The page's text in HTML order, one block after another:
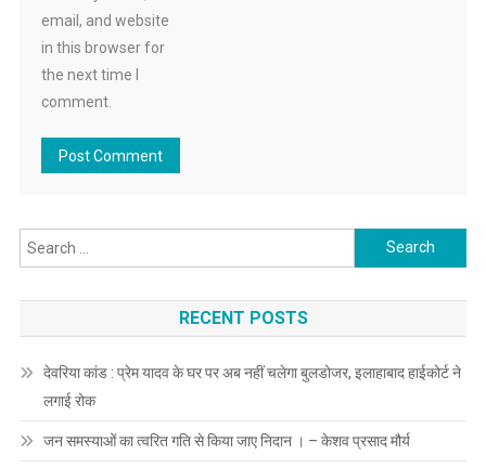
email, and website
in this browser for
the next time I
comment.
Search
for:
RECENT POSTS
देवरिया कांड : प्रेम यादव के घर पर अब नहीं चलेगा बुलडोजर, इलाहाबाद हाईकोर्ट ने
लगाई रोक
जन समस्याओं का त्वरित गति से किया जाए निदान । – केशव प्रसाद मौर्य